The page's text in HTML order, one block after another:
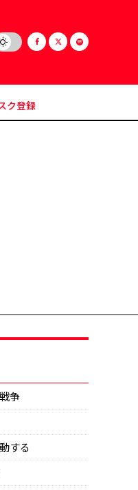
ク登録
争
する